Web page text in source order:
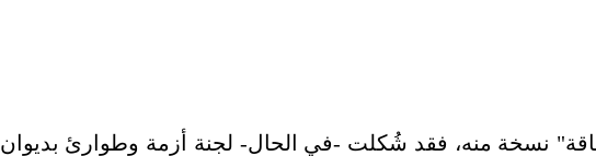
نسخة منه، فقد شُكلت -في الحال- لجنة أزمة وطوارئ بديوان